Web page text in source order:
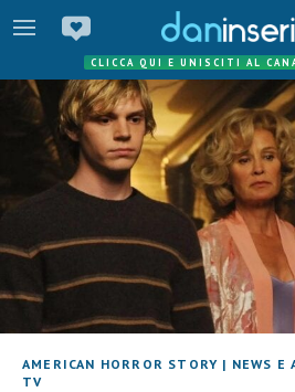
CLICCA QUI E UNISCITI AL
AMERICAN HORROR STORY | NEWS E
TV